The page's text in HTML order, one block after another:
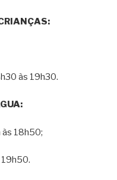
às 19h30.
às 18h50;